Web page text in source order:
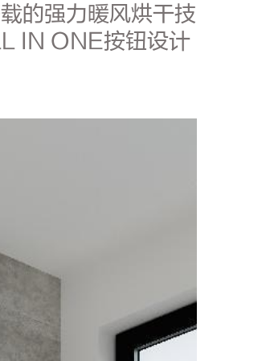
的强力暖风烘干技
IN ONE按钮设计